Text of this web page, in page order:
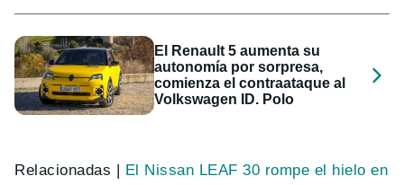
El Renault 5 aumenta su
autonomía por sorpresa,
comienza el contraataque al
Volkswagen ID. Polo
Relacionadas | El Nissan LEAF 30 rompe el hielo en